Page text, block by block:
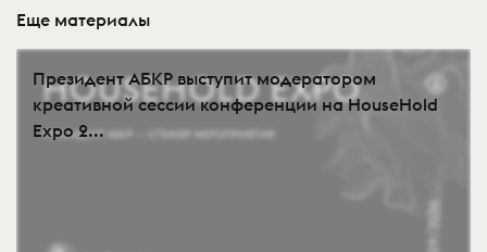
Еще материалы
Президент АБКР выступит модератором
креативной сессии конференции на HouseHold
Expo 2...